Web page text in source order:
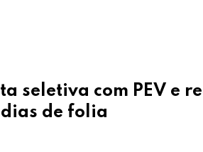
seletiva com PEV e
de folia